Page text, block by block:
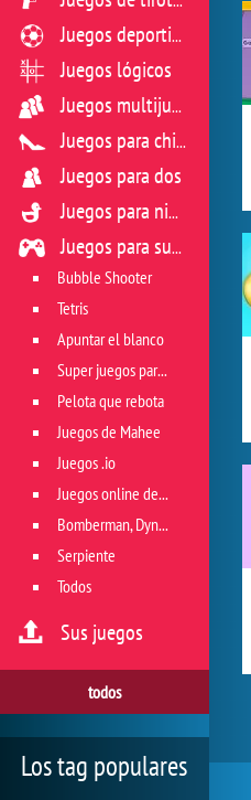
Juegos deportivos
Juegos lógicos
Juegos multijugador
Juegos para chicas
Juegos para dos
Juegos para niños
Juegos para sus reflejos
Bubble Shooter
Tetris
Apuntar el blanco
Super juegos para reflejos
Pelota que rebota
Juegos de Mahee
Juegos .io
Juegos online de géneros múltiples
Bomberman, Dyna Blaster y Pacman
Serpiente
Todos
Sus juegos
todos
Los tag populares